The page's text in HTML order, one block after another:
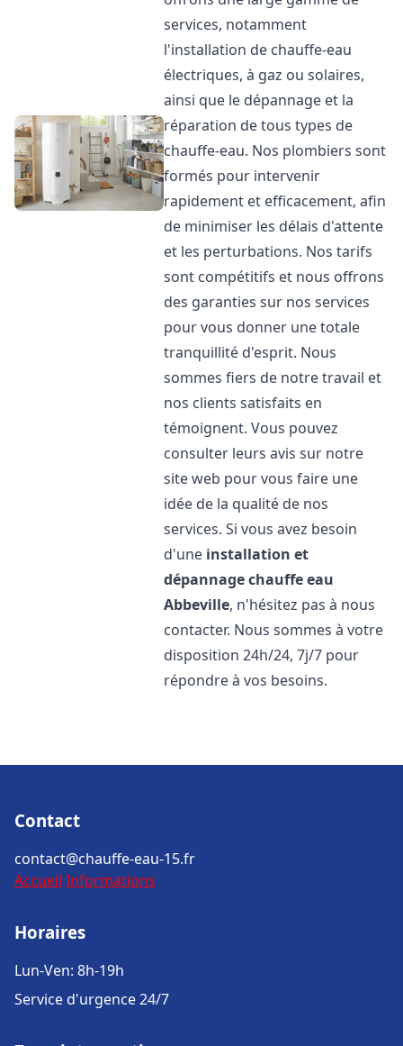
services, notamment
l'installation de chauffe-eau
électriques, à gaz ou solaires,
ainsi que le dépannage et la
réparation de tous types de
chauffe-eau. Nos plombiers sont
formés pour intervenir
rapidement et efficacement, afin
de minimiser les délais d'attente
et les perturbations. Nos tarifs
sont compétitifs et nous offrons
des garanties sur nos services
pour vous donner une totale
tranquillité d'esprit. Nous
sommes fiers de notre travail et
nos clients satisfaits en
témoignent. Vous pouvez
consulter leurs avis sur notre
site web pour vous faire une
idée de la qualité de nos
services. Si vous avez besoin
d'une installation et
dépannage chauffe eau
Abbeville, n'hésitez pas à nous
contacter. Nous sommes à votre
disposition 24h/24, 7j/7 pour
répondre à vos besoins.
Contact
contact@chauffe-eau-15.fr
Accueil Informations
Horaires
Lun-Ven: 8h-19h
Service d'urgence 24/7